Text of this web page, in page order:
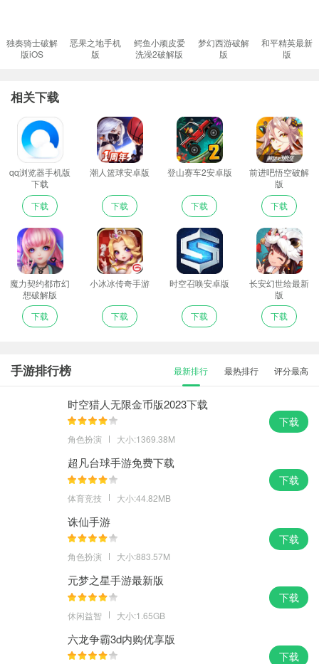
独奏骑士破解
版iOS
恶果之地手机
版
鳄鱼小顽皮爱
洗澡2破解版
梦幻西游破解
版
和平精英最新
版
相关下载
qq浏览器手机版
下载
下载
潮人篮球安卓版
下载
登山赛车2安卓版
下载
前进吧悟空破解
版
下载
魔力契约都市幻
想破解版
下载
小冰冰传奇手游
下载
时空召唤安卓版
下载
长安幻世绘最新
版
下载
手游排行榜 最新排行 最热排行 评分最高
时空猎人无限金币版2023下载
角色扮演 大小:1369.38M
下载
超凡台球手游免费下载
体育竞技 大小:44.82MB
下载
诛仙手游
角色扮演 大小:883.57M
下载
元梦之星手游最新版
休闲益智 大小:1.65GB
下载
六龙争霸3d内购优享版
下载